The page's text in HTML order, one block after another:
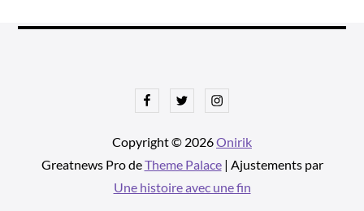
FacebookTwitterInstagram
Copyright © 2026Onirik
Greatnews Pro deTheme Palace| Ajustements par
Une histoire avec une fin